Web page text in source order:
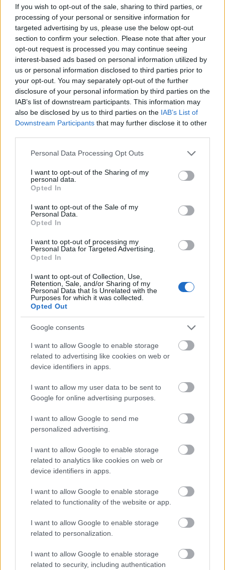
If you wish to opt-out of the sale, sharing to third parties, or
processing of your personal or sensitive information for
targeted advertising by us, please use the below opt-out
section to confirm your selection. Please note that after your
opt-out request is processed you may continue seeing
interest-based ads based on personal information utilized by
us or personal information disclosed to third parties prior to
your opt-out. You may separately opt-out of the further
disclosure of your personal information by third parties on the
IAB’s list of downstream participants. This information may
also be disclosed by us to third parties on the IAB’s List of
Downstream Participants that may further disclose it to other
Please note that this website/app uses one or more Google
not limited to your visit or usage behaviour. You may click to
grant or deny consent to Google and its third-party tags to
use your data for below specified purposes in below Google
consent section.
Personal Data Processing Opt Outs
I want to opt-out of the Sharing of my
personal data.
Opted In
I want to opt-out of the Sale of my
Personal Data.
Opted In
I want to opt-out of processing my
Personal Data for Targeted Advertising.
Opted In
I want to opt-out of Collection, Use,
Retention, Sale, and/or Sharing of my
Personal Data that Is Unrelated with the
Purposes for which it was collected.
Opted Out
Google consents
I want to allow Google to enable storage
related to advertising like cookies on web or
device identifiers in apps.
I want to allow my user data to be sent to
Google for online advertising purposes.
I want to allow Google to send me
personalized advertising.
I want to allow Google to enable storage
related to analytics like cookies on web or
device identifiers in apps.
I want to allow Google to enable storage
related to functionality of the website or app.
I want to allow Google to enable storage
related to personalization.
I want to allow Google to enable storage
related to security, including authentication
Cruise, Morgan Freeman és Olga Kurylenko
látható. A történet főhőse Jack Harper
robotrepülő-szerelő (Cruise), aki abban a
küldetésben vesz részt, melynek során a
Földön pusztító háború után az élethez
szükséges forrásokat kutatnak fel. Harper
azonban egy űrhajósnő megmentése után
másképp kezdi látni a dolgokat.
Az észak-amerikai mozis toplistán a Feledés
után a42című sportdráma lett a második 18
dollárral.
Forrás:MTI
SZEMBE MERSZ NÉZNI AZZAL, AKIVÉ
TERMÉSZETFELETTI ERŐK ÉS ELFELEDETT
TITKOK: ITT A SHELBY OAKS – A GONOSZ
SZÁGULDÁS, SÁRKÁNYOK, ROSSZFIÚK – A NYÁR
10 LEGKEDVELTEBB MOZIJA MAGYARORSZÁGON